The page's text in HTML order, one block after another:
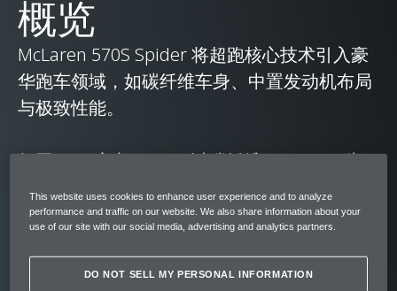
概览
McLaren 570S Spider 将超跑核心技术引入豪
华跑车领域，如碳纤维车身、中置发动机布局
与极致性能。
如同 F1™ 赛车，570S 以碳纤维 MonoCell 为
核心结构。该车型拥有出色的刚性与强度，不
同于其他硬顶敞篷车，570S Spider 无需额外
卓越性能、动态操控与精工品质。
This website uses cookies to enhance user experience and to analyze
performance and traffic on our website. We also share information about your
use of our site with our social media, advertising and analytics partners.
DO NOT SELL MY PERSONAL INFORMATION